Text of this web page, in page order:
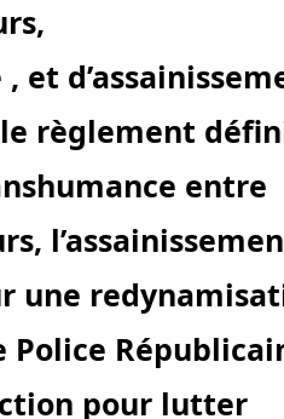
et
le règlement
entre
une
Police
pour lutter